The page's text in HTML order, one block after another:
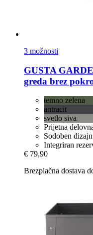
3 možnosti
GUSTA
greda brez
temno zelena
antracit
svetlo siva
Prijetna
Sodoben dizajn
Integriran
€ 79,90
Brezplačna dostava